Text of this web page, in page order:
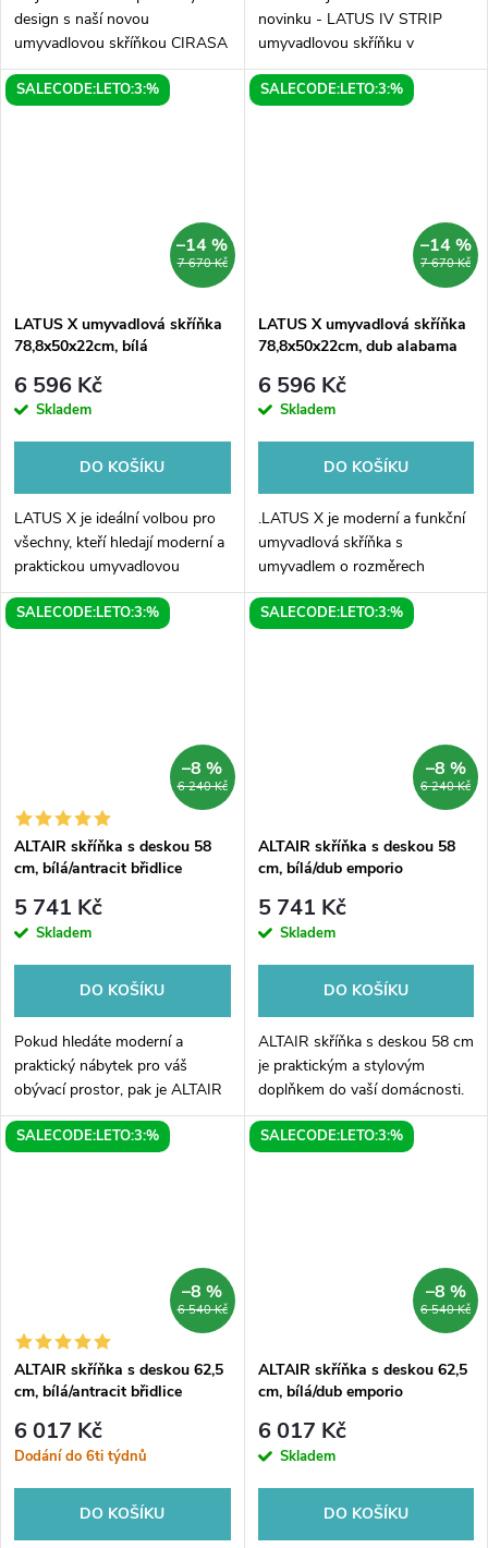
design s naší novou
umyvadlovou skříňkou CIRASA
v dubu Alabama. Jeho rozměry
78x54x39cm jsou ideální pro
novinku - LATUS IV STRIP
umyvadlovou skříňku v
rozměrech 49,5x50x25cm v
krásném dubu alabama. Tato
SALECODE:LETO:3:%
7 670 Kč
–14 %
LATUS X umyvadlová skříňka
78,8x50x22cm, bílá
6 596 Kč
Skladem
DO KOŠÍKU
LATUS X je ideální volbou pro
všechny, kteří hledají moderní a
praktickou umyvadlovou
skříňku do své koupelny. S
rozměry 80x54,5x22cm a
SALECODE:LETO:3:%
7 670 Kč
–14 %
LATUS X umyvadlová skříňka
78,8x50x22cm, dub alabama
6 596 Kč
Skladem
DO KOŠÍKU
.LATUS X je moderní a funkční
umyvadlová skříňka s
umyvadlem o rozměrech
80x54,5x22cm vyrobená z
kvalitního dubu v barvě
SALECODE:LETO:3:%
6 240 Kč
–8 %
ALTAIR skříňka s deskou 58
cm, bílá/antracit břidlice
5 741 Kč
Skladem
DO KOŠÍKU
Pokud hledáte moderní a
praktický nábytek pro váš
obývací prostor, pak je ALTAIR
skříňka s deskou o šířce 58 cm
právě pro vás. Tato krásná
SALECODE:LETO:3:%
6 240 Kč
–8 %
ALTAIR skříňka s deskou 58
cm, bílá/dub emporio
5 741 Kč
Skladem
DO KOŠÍKU
ALTAIR skříňka s deskou 58 cm
je praktickým a stylovým
doplňkem do vaší domácnosti.
Jeho kombinace bílého korpusu
a dubu emporio na desce
SALECODE:LETO:3:%
6 540 Kč
–8 %
ALTAIR skříňka s deskou 62,5
cm, bílá/antracit břidlice
6 017 Kč
Dodání do 6ti týdnů
DO KOŠÍKU
SALECODE:LETO:3:%
6 540 Kč
–8 %
ALTAIR skříňka s deskou 62,5
cm, bílá/dub emporio
6 017 Kč
Skladem
DO KOŠÍKU